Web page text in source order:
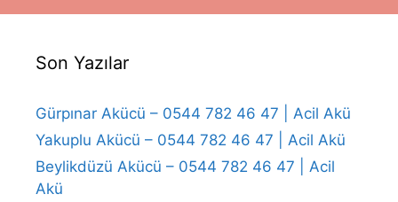
Son Yazılar
Gürpınar Akücü – 0544 782 46 47 | Acil Akü
Yakuplu Akücü – 0544 782 46 47 | Acil Akü
Beylikdüzü Akücü – 0544 782 46 47 | Acil
Akü